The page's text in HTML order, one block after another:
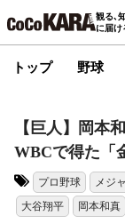
観る､
に届け
トップ 野球
【巨人】岡本
WBCで得た「
プロ野球 メジ
大谷翔平
岡本和真